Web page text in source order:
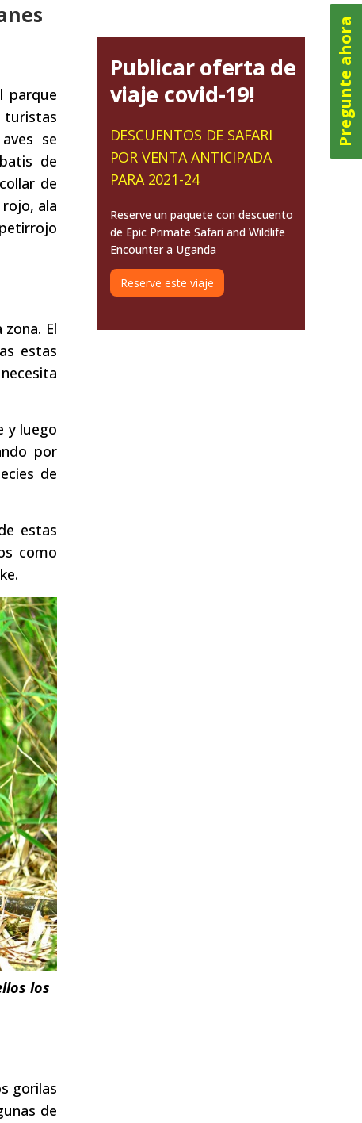
parque
turistas
se
de
de
ala
El
estas
y luego
por
de
estas
como
los
gorilas
de
Publicar oferta de
viaje covid-19!
DESCUENTOS DE SAFARI
POR VENTA ANTICIPADA
PARA 2021-24
Reserve un paquete con descuento
de Epic Primate Safari and Wildlife
Encounter a Uganda
Reserve este viaje
Pregunte ahora